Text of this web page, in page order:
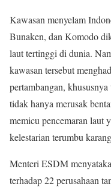
Kawasan menyelam
Bunaken, dan Komodo
laut tertinggi di dunia.
kawasan tersebut
pertambangan,
tidak hanya merusak
memicu pencemaran laut
kelestarian terumbu
Menteri ESDM
terhadap 22 perusahaan